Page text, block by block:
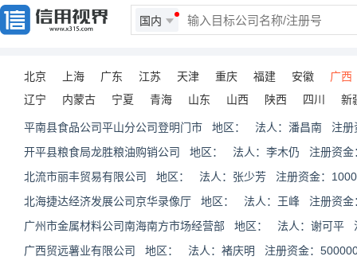
国内
北京 上海 广东 江苏 天津 重庆 福建 安徽
广西
辽宁
内蒙古 宁夏 青海 山东 山西 陕西 四川 新
平南县食品公司平山分公司登明门市 地区： 法人：潘昌南 注册
开平县粮食局龙胜粮油购销公司 地区： 法人：李木仍 注册资金
北流市丽丰贸易有限公司 地区： 法人：张少芳 注册资金：
北海捷达经济发展公司京华录像厅 地区： 法人：王峰 注册资金
广州市金属材料公司南海南方市场经营部 地区： 法人：谢可平
广西贸远薯业有限公司 地区： 法人：褚庆明 注册资金：